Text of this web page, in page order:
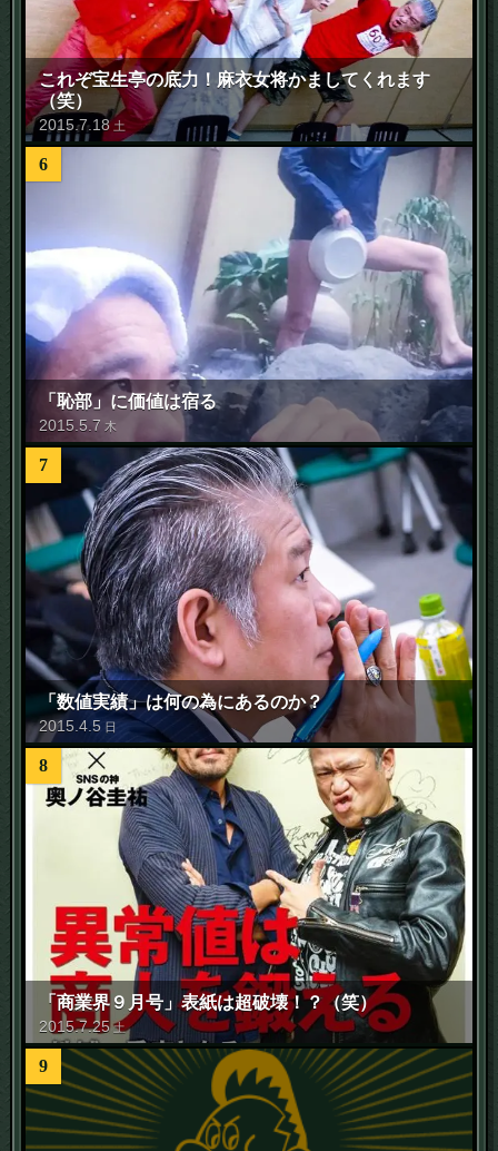
これぞ宝生亭の底力！麻衣女将かましてくれます
（笑）
2015.7. 18 土
6
「恥部」に価値は宿る
2015 5 .7 木
7
「数値実績」は何の為にあるのか？
2015 .4 .5 日
8
「商業界９月号」表紙は超破壊！？（笑）
2015.7.25 土
9